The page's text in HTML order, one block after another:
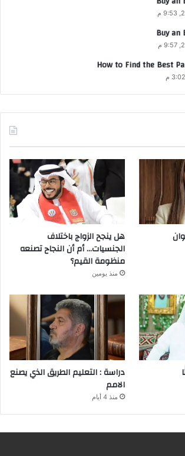
Buy an
How to Find the Best
هل ينجح الزواج باختلاف
الجنسيات… أم أن النجاح تصنعه
منظومة القيم؟
منذ يومين
دراسة : التعليم الطريق الذي يصنع
الامم
منذ 4 أيام